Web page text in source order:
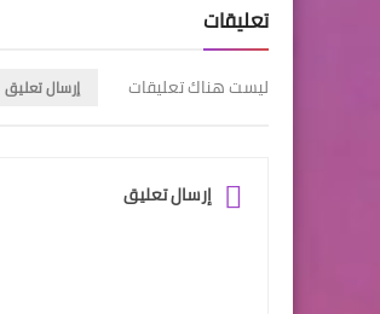
تعليقات
ليست هناك تعليقات إرسال تعليق
إرسال تعليق